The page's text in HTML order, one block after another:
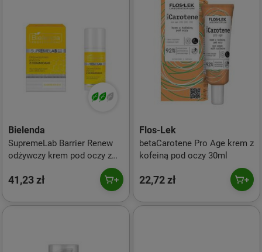
Bielenda
SupremeLab Barrier Renew
odżywczy krem pod oczy z
41,23 zł
Flos-Lek
betaCarotene Pro Age krem z
kofeiną pod oczy 30ml
22,72 zł